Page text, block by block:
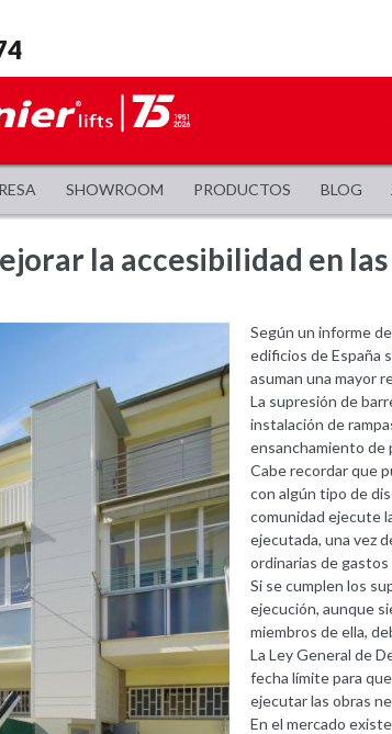
SHOWROOM PRODUCTOS BLOG
la accesibilidad en
Según un informe
edificios de España
asuman una mayor
La supresión de
instalación de
ensanchamiento de
Cabe recordar que
con algún tipo de
comunidad ejecute
ejecutada, una vez
ordinarias de
Si se cumplen los
ejecución, aunque
miembros de ella,
La Ley General de
fecha límite para
ejecutar las obras
En el mercado